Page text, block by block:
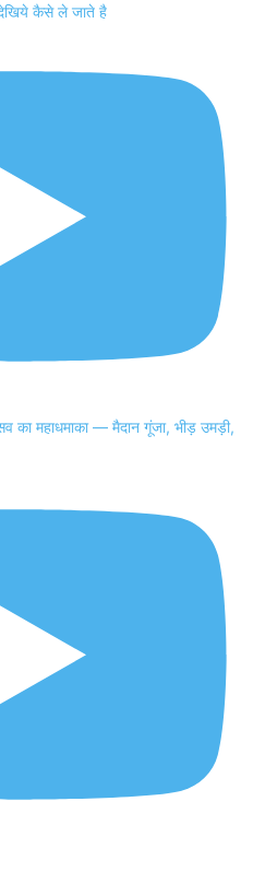
कैसे ले जाते है
का महाधमाका — मैदान गूंजा, भीड़ उमड़ी,